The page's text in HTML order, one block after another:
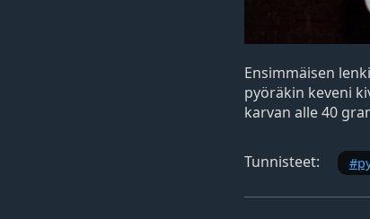
Ensimmäisen
pyöräkin keveni
karvan alle 40
Tunnisteet: